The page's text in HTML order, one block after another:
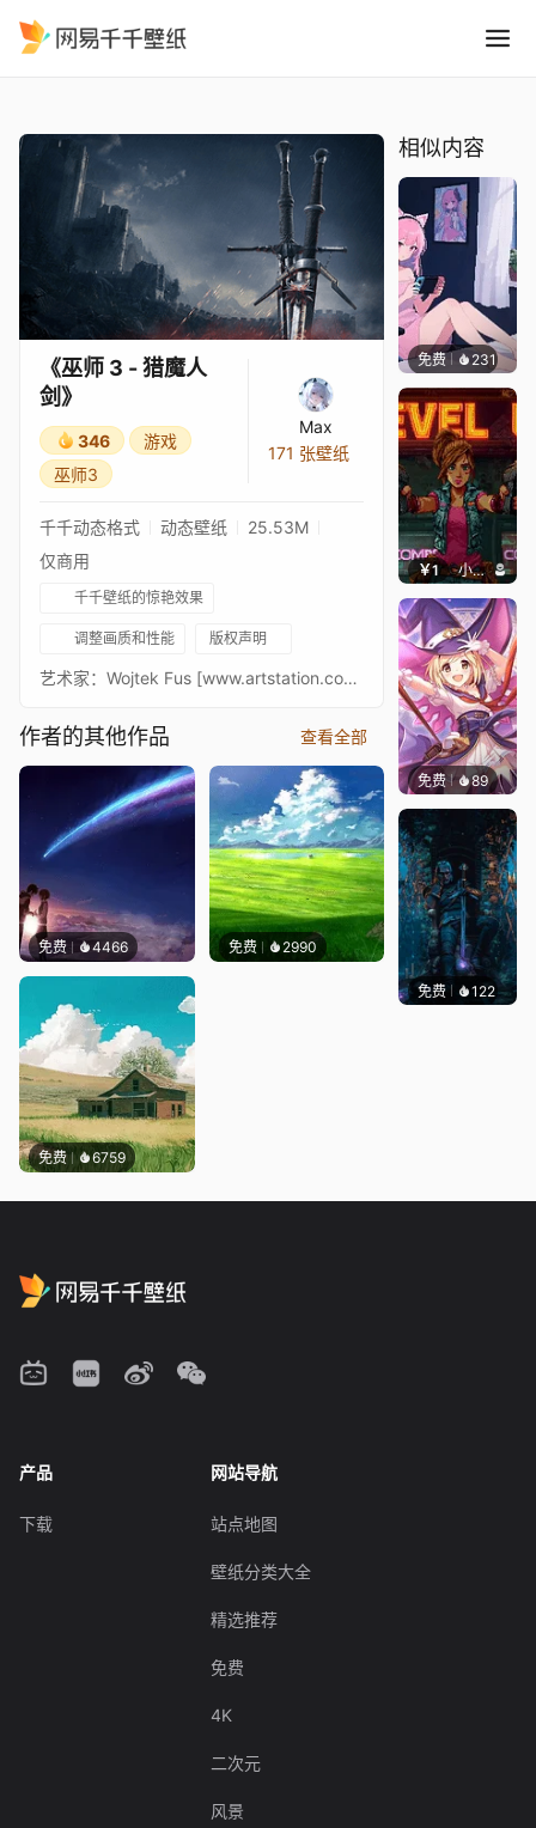
《巫师 3 - 猎魔人
剑》
346
游戏
巫师3
Max
171 张壁纸
千千动态格式 动态壁纸
25.53M
仅商用
千千壁纸的惊艳效果
调整画质和性能 版权声明
艺术家：Wojtek Fus [www.artstation.com] 音乐：Geralt of Rivia（杰洛特主题）
作者的其他作品 查看全部
免费 4466 免费 2990
免费 6759
相似内容
免费 231好看
￥1 小鹿子
免费 89
免费 122Max
产品
下载
网站导航
站点地图
壁纸分类大全
精选推荐
免费
4K
二次元
风景